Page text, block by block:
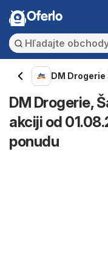
Oferlo
DM Drogerie
DM Drogerie,
akciji od
ponudu